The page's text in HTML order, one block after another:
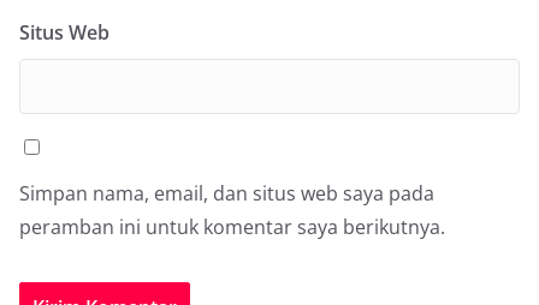
Situs Web
Simpan nama, email, dan situs web saya pada
peramban ini untuk komentar saya berikutnya.